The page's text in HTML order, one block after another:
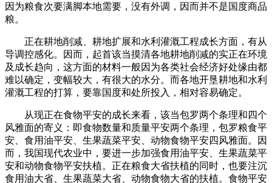
因为粮食次要满脚本地需要，没有外调，因而并不是国度商品
粮。
正在耕地削减、耕地扩展和水利灌溉工程成长方面，有从
导调控感化。因而，起首该当摸清各地耕地削减的实正在环境
及成长趋向，这方面的材料一般因为各类社会经济好处缘由都
难以确定，变幅较大，有很大的水分。而各地开垦耕地和水利
灌溉工程的打算，要靠国度和处所投入，相对容易确定。
从现正在食物平安的成长来看，该当包罗两个条理和四个
风雅面的寄义：即食物数量和质量平安两个条理，包罗粮食平
安、食用油平安、生果蔬菜平安、动物食物平安四风雅面。因
而，我国现代农业中，要进一步加强食用油平安、生果蔬菜平
安和动物食物平安扶植。正在粮食大省扶植的同时，也要注沉
食用油大省、生果蔬菜大省、动物食物大省的扶植。食物平安